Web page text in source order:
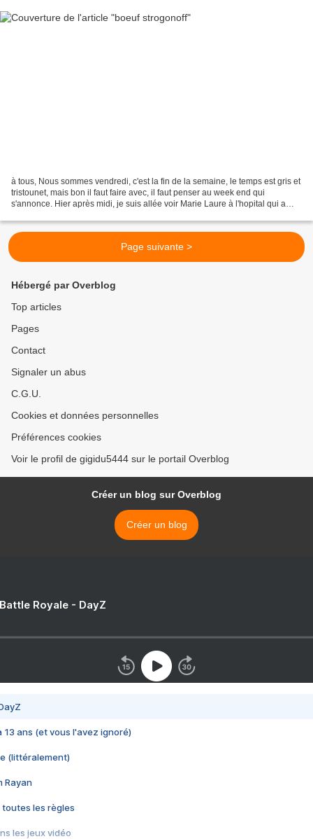
à tous, Nous sommes vendredi, c'est la fin de la semaine, le temps est gris et
tristounet, mais bon il faut faire avec, il faut penser au week end qui
s'annonce. Hier après midi, je suis allée voir Marie Laure à l'hopital qui a
Page suivante >
Hébergé par Overblog
Top articles
Pages
Contact
Signaler un abus
C.G.U.
Cookies et données personnelles
Préférences cookies
Voir le profil de gigidu5444 sur le portail Overblog
Créer un blog sur Overblog
Créer un blog
Royale - DayZ
13 ans (et vous l'avez ignoré)
(littéralement)
Rayan
toutes les règles
les jeux vidéo